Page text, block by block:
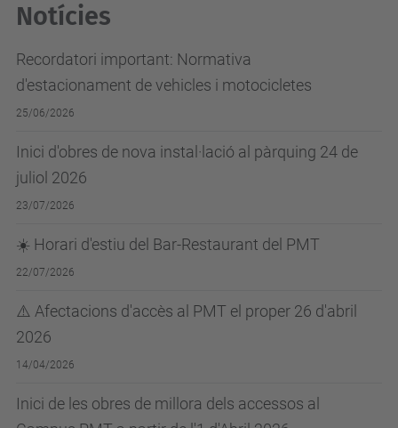
Notícies
Recordatori important: Normativa
d'estacionament de vehicles i motocicletes
25/06/2026
Inici d'obres de nova instal·lació al pàrquing 24 de
juliol 2026
23/07/2026
☀️ Horari d'estiu del Bar-Restaurant del PMT
22/07/2026
⚠️ Afectacions d'accès al PMT el proper 26 d'abril
2026
14/04/2026
Inici de les obres de millora dels accessos al